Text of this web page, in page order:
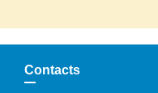
Contacts